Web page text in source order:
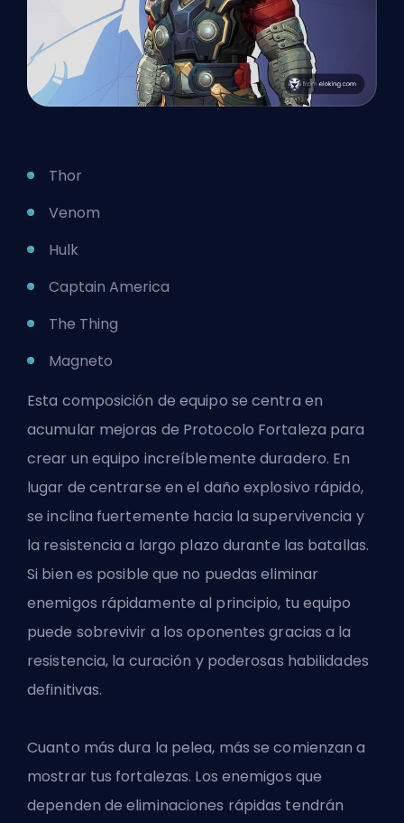
Thor
Venom
Hulk
Captain America
The Thing
Magneto
Esta composición de equipo se centra en
acumular mejoras de Protocolo Fortaleza para
crear un equipo increíblemente duradero. En
lugar de centrarse en el daño explosivo rápido,
se inclina fuertemente hacia la supervivencia y
la resistencia a largo plazo durante las batallas.
Si bien es posible que no puedas eliminar
enemigos rápidamente al principio, tu equipo
puede sobrevivir a los oponentes gracias a la
resistencia, la curación y poderosas habilidades
definitivas.
Cuanto más dura la pelea, más se comienzan a
mostrar tus fortalezas. Los enemigos que
dependen de eliminaciones rápidas tendrán